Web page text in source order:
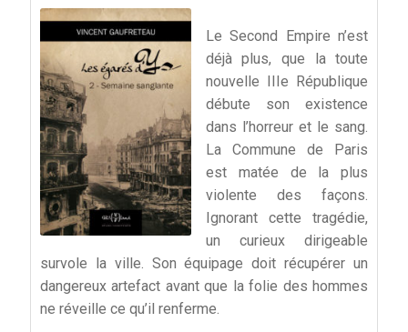
Le Second Empire n’est
déjà plus, que la toute
nouvelle IIIe République
débute son existence
dans l’horreur et le sang.
La Commune de Paris
est matée de la plus
violente des façons.
Ignorant cette tragédie,
un curieux dirigeable
survole la ville. Son équipage doit récupérer un
dangereux artefact avant que la folie des hommes
ne réveille ce qu’il renferme.